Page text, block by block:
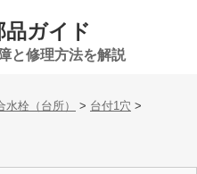
品ガイド
と修理方法を解説
栓（台所） > 台付1穴 >